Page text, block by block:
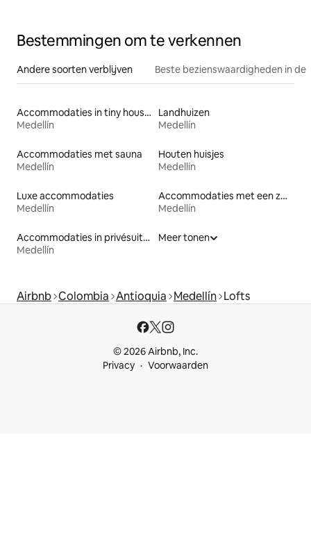
Bestemmingen om te verkennen
Andere soorten verblijven Beste bezienswaardigheden in de
Accommodaties in tiny houses
Medellín
Landhuizen
Medellín
Accommodaties met sauna
Medellín
Houten huisjes
Medellín
Luxe accommodaties
Medellín
Accommodaties met een zwembad
Medellín
Accommodaties in privésuites
Medellín
Meer tonen
Airbnb Colombia Antioquia Medellín Lofts
© 2026 Airbnb, Inc.
Privacy
Voorwaarden